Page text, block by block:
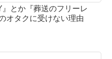
』とか『葬送のフリーレ
オタクに受けない理由